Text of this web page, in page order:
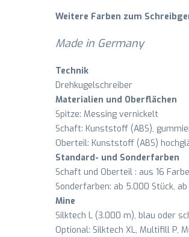
Weitere Farben zum
Made in Germany
Technik
Drehkugelschreiber
Materialien und Oberflächen
Spitze: Messing vernickelt
Schaft: Kunststoff (ABS),
Oberteil: Kunststoff (ABS)
Standard- und Sonderfarben
Schaft und Oberteil : aus 16
Sonderfarben: ab 5.000 Stück,
Mine
Silktech L (3.000 m), blau oder
Optional: Silktech XL, Multifill P,